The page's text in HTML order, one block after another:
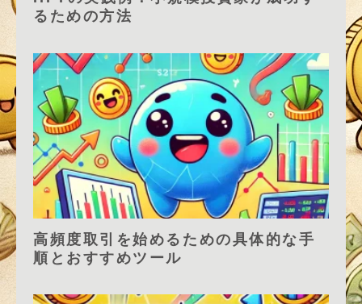
るための方法
高頻度取引を始めるための具体的な手
順とおすすめツール